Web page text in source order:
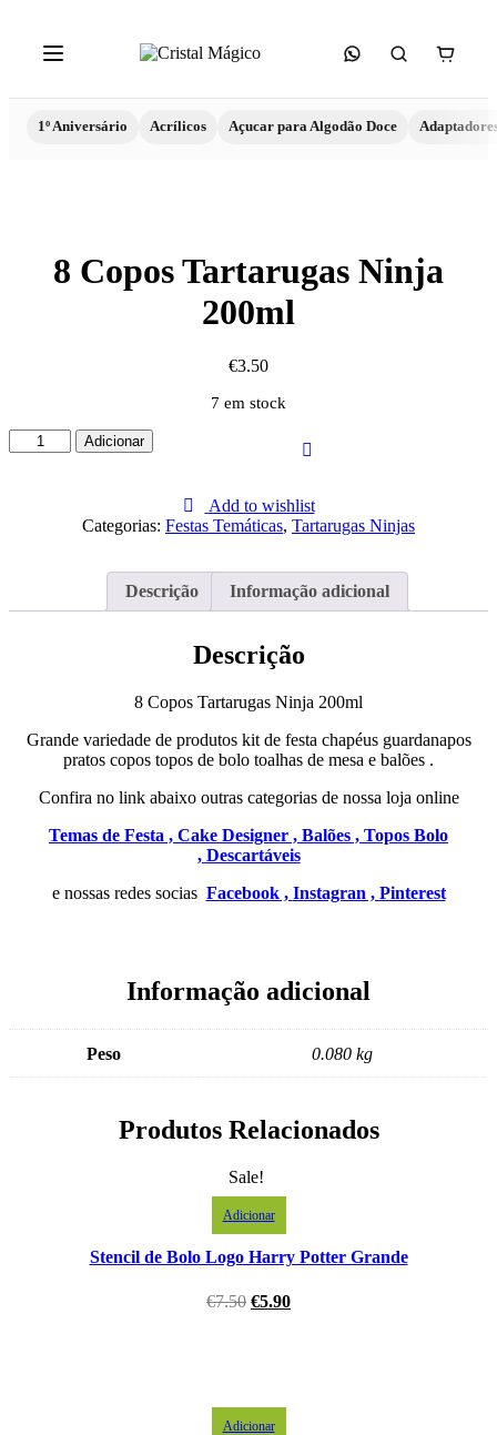
1º Aniversário Acrílicos Açucar para Algodão Doce
8 Copos Tartarugas Ninja
200ml
€3.50
7 em stock
Quantidade
de
Adicionar
Add to wishlist
Categorias: Festas Temáticas, Tartarugas Ninjas
Descrição Informação adicional
Descrição
8 Copos Tartarugas Ninja 200ml
Grande variedade de produtos kit de festa chapéus guardanapos
pratos copos topos de bolo toalhas de mesa e balões .
Confira no link abaixo outras categorias de nossa loja online
Temas de Festa , Cake Designer , Balões , Topos Bolo
, Descartáveis
e nossas redes socias Facebook , Instagran , Pinterest
Informação adicional
Peso 0.080 kg
Produtos Relacionados
Sale!
Adicionar
Stencil de Bolo Logo Harry Potter Grande
€7.50 €5.90
Adicionar